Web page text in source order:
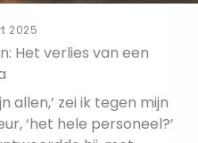
2025
Het verlies van een
allen,’ zei ik tegen mijn
‘het hele personeel?’